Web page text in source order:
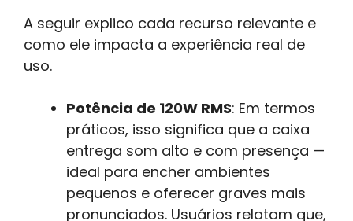
A seguir explico cada recurso relevante e
como ele impacta a experiência real de
uso.
Potência de 120W RMS: Em termos
práticos, isso significa que a caixa
entrega som alto e com presença —
ideal para encher ambientes
pequenos e oferecer graves mais
pronunciados. Usuários relatam que,